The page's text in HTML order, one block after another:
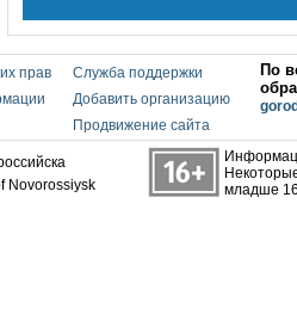
прав
Служба поддержки
Добавить организацию
Продвижение сайта
По
Novorossiysk
младше